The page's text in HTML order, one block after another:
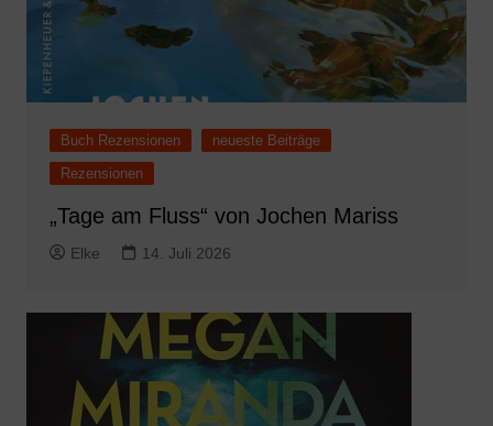
Buch Rezensionen
neueste Beiträge
Rezensionen
„Tage am Fluss“ von Jochen Mariss
Elke 14. Juli 2026